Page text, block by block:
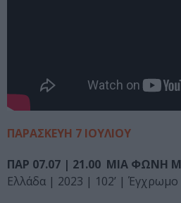
ΠΑΡΑΣΚΕΥΗ 7 ΙΟΥΛΙΟΥ
ΠΑΡ 07.07 | 21.00 ΜΙΑ ΦΩΝΗ
Ελλάδα | 2023 | 102’ | Έγχρωμο